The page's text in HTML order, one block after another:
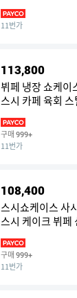
11번가
113,800
뷔페 냉장 쇼케이
스시 카페 육회
구매 999+
11번가
108,400
스시쇼케이스 사
스시 케이크 뷔페
구매 999+
11번가